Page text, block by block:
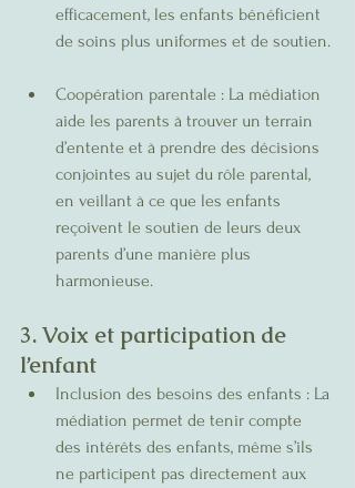
efficacement, les enfants bénéficient
de soins plus uniformes et de soutien.
Coopération parentale : La médiation
aide les parents à trouver un terrain
d’entente et à prendre des décisions
conjointes au sujet du rôle parental,
en veillant à ce que les enfants
reçoivent le soutien de leurs deux
parents d’une manière plus
harmonieuse.
3. Voix et participation de
l’enfant
Inclusion des besoins des enfants : La
médiation permet de tenir compte
des intérêts des enfants, même s’ils
ne participent pas directement aux